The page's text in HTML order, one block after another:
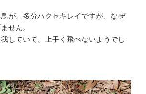
が。多分ハクセキレイですが、なぜ
せん。
していて、上手く飛べないようでし